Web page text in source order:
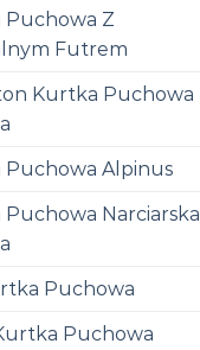
Z
Futrem
Kurtka Puchowa
Puchowa Alpinus
Narciarska
Puchowa
Puchowa